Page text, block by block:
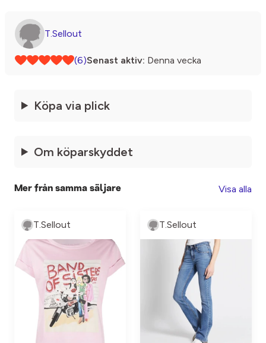
T.Sellout
(6)Senast aktiv: Denna vecka
Köpa via plick
Om köparskyddet
Mer från samma säljare Visa alla
T.Sellout T.Sellout